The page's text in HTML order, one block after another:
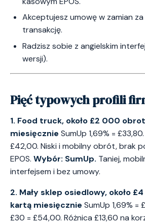
Akceptujesz umowę w zamian
transakcję.
Radzisz sobie z angielskim
wersji).
Pięć typowych profili
1. Food truck, około £2 000
miesięcznie SumUp 1,69% =
£42,00. Niski i mobilny obrót, brak
EPOS. Wybór: SumUp. Taniej,
interfejsem i bez umowy.
2. Mały sklep osiedlowy, około
kartą miesięcznie SumUp 1,69% =
£30 = £54,00. Różnica £13,60 na